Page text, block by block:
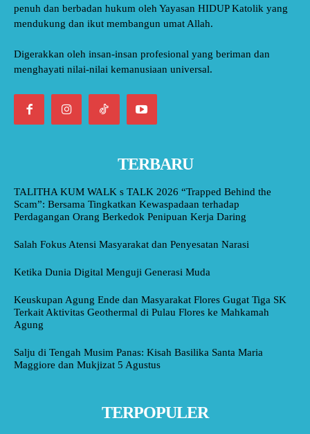
penuh dan berbadan hukum oleh Yayasan HIDUP Katolik yang
mendukung dan ikut membangun umat Allah.
Digerakkan oleh insan-insan profesional yang beriman dan
menghayati nilai-nilai kemanusiaan universal.
TERBARU
TALITHA KUM WALK s TALK 2026 “Trapped Behind the
Scam”: Bersama Tingkatkan Kewaspadaan terhadap
Perdagangan Orang Berkedok Penipuan Kerja Daring
Salah Fokus Atensi Masyarakat dan Penyesatan Narasi
Ketika Dunia Digital Menguji Generasi Muda
Keuskupan Agung Ende dan Masyarakat Flores Gugat Tiga SK
Terkait Aktivitas Geothermal di Pulau Flores ke Mahkamah
Agung
Salju di Tengah Musim Panas: Kisah Basilika Santa Maria
Maggiore dan Mukjizat 5 Agustus
TERPOPULER